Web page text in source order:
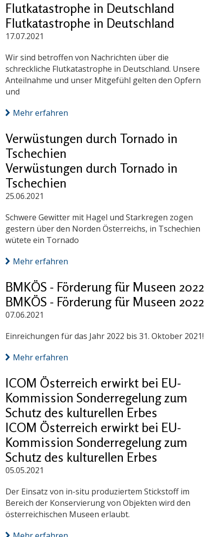
Flutkatastrophe in Deutschland
Flutkatastrophe in Deutschland
17.07.2021
Wir sind betroffen von Nachrichten über die
schreckliche Flutkatastrophe in Deutschland. Unsere
Anteilnahme und unser Mitgefühl gelten den Opfern
und
Mehr erfahren
Verwüstungen durch Tornado in
Tschechien
Verwüstungen durch Tornado in
Tschechien
25.06.2021
Schwere Gewitter mit Hagel und Starkregen zogen
gestern über den Norden Österreichs, in Tschechien
wütete ein Tornado
Mehr erfahren
BMKÖS - Förderung für Museen 2022
BMKÖS - Förderung für Museen 2022
07.06.2021
Einreichungen für das Jahr 2022 bis 31. Oktober 2021!
Mehr erfahren
ICOM Österreich erwirkt bei EU-
Kommission Sonderregelung zum
Schutz des kulturellen Erbes
ICOM Österreich erwirkt bei EU-
Kommission Sonderregelung zum
Schutz des kulturellen Erbes
05.05.2021
Der Einsatz von in-situ produziertem Stickstoff im
Bereich der Konservierung von Objekten wird den
österreichischen Museen erlaubt.